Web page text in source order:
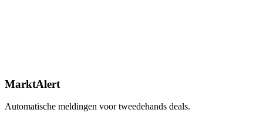
MarktAlert
Automatische meldingen voor tweedehands deals.